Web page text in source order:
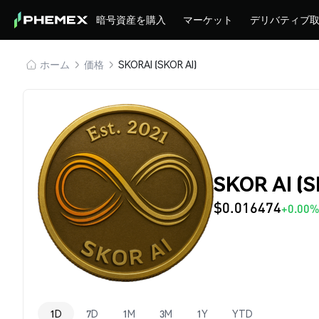
暗号資産を購入 マーケット デリバティブ
ホーム 価格 SKORAI (SKOR AI)
SKOR AI
$0.016474+0.00%
1D 7D 1M 3M 1Y YTD